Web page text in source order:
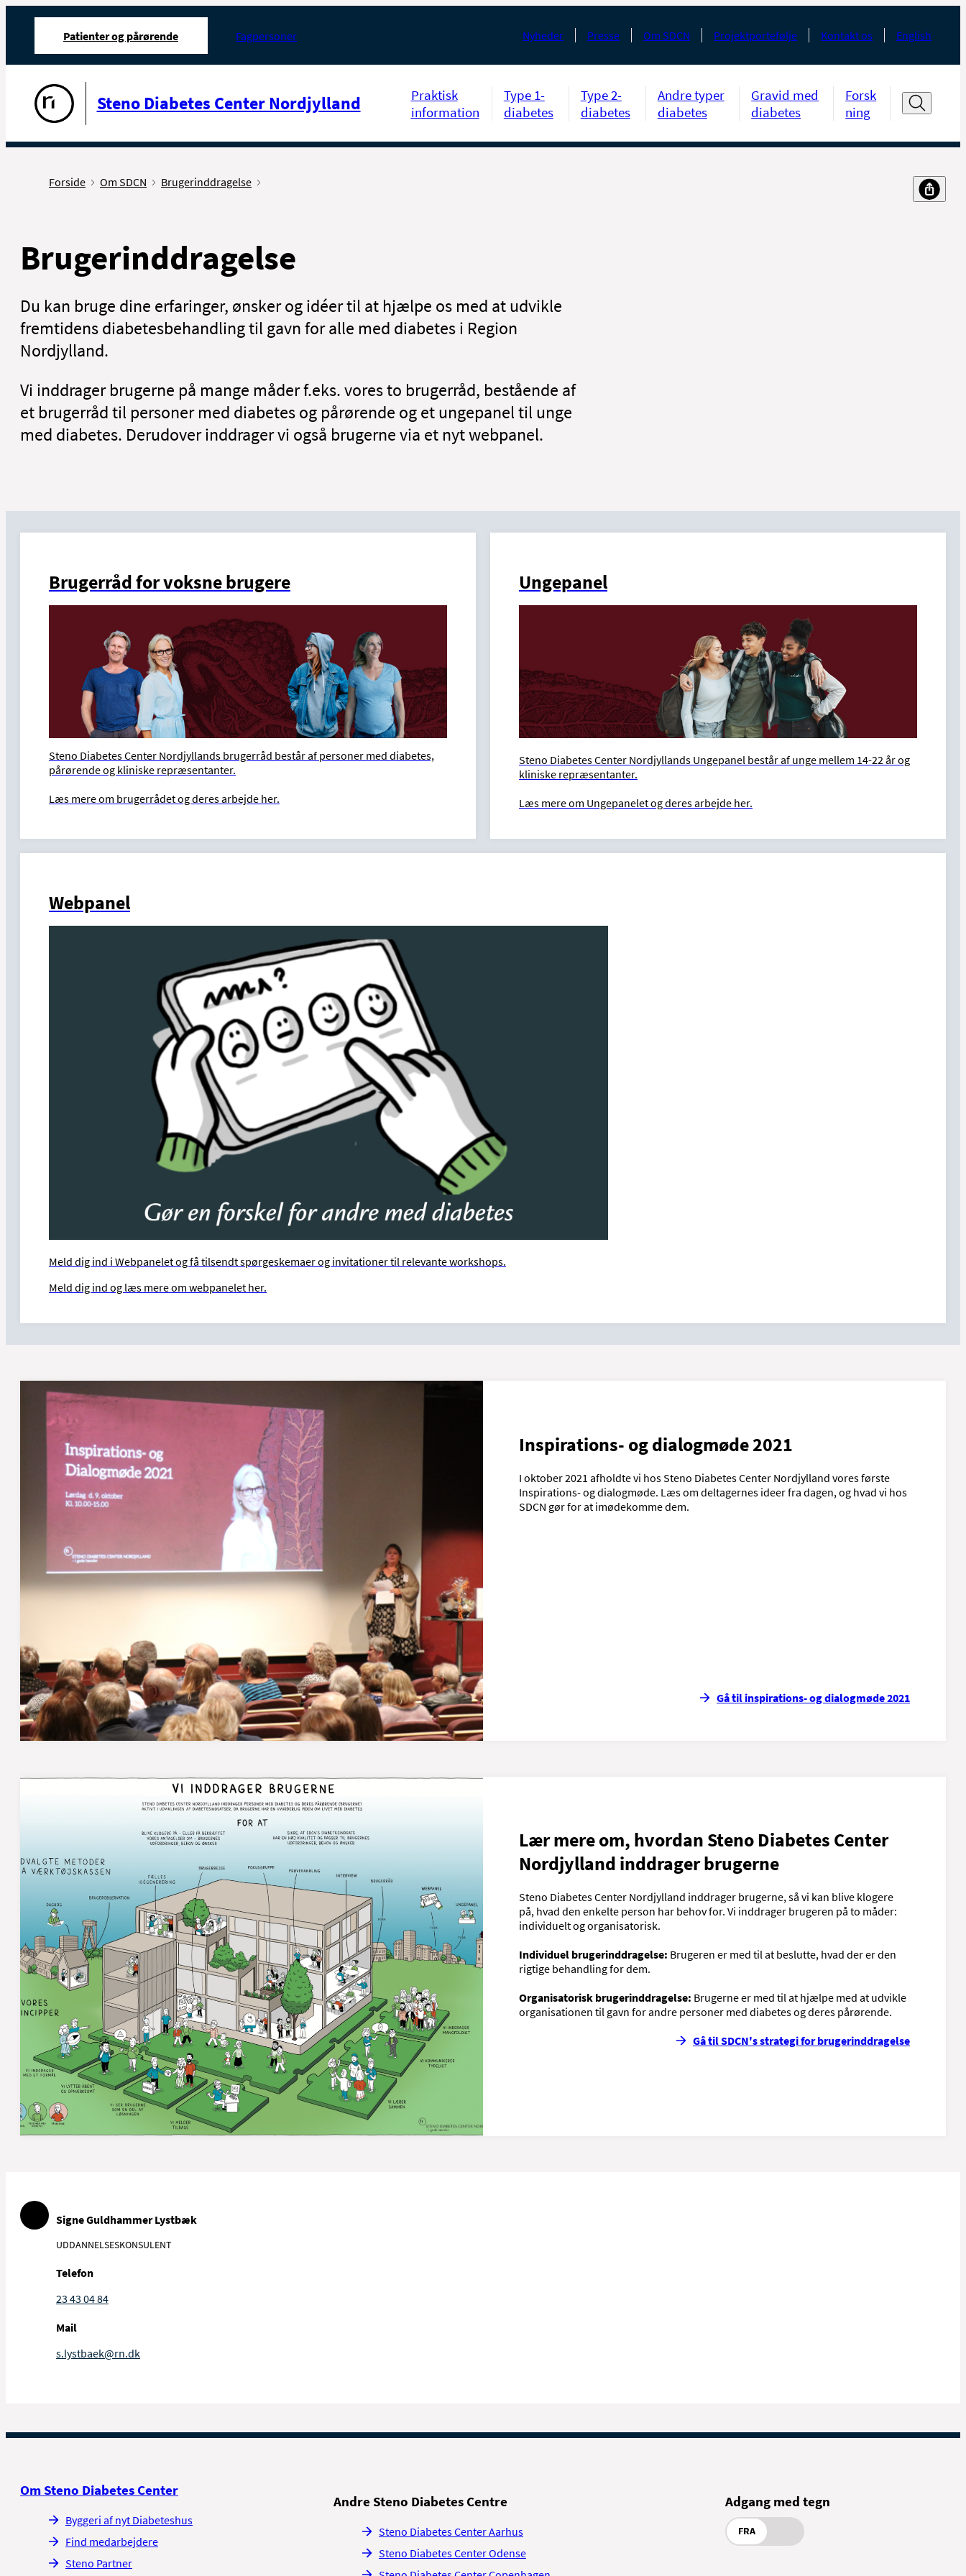
Patienter og pårørende Fagpersoner Nyheder Presse Om SDCN Projektportefølje Kontakt os English
Steno Diabetes Center Nordjylland
Praktisk
information
Type 1-
diabetes
Type 2-
diabetes
Andre typer
diabetes
Gravid med
diabetes
Forsk
ning
Forside Om SDCN Brugerinddragelse
Brugerinddragelse
Du kan bruge dine erfaringer, ønsker og idéer til at hjælpe os med at udvikle
fremtidens diabetesbehandling til gavn for alle med diabetes i Region
Nordjylland.
Vi inddrager brugerne på mange måder f.eks. vores to brugerråd, bestående af
et brugerråd til personer med diabetes og pårørende og et ungepanel til unge
med diabetes. Derudover inddrager vi også brugerne via et nyt webpanel.
Brugerråd for voksne brugere
Steno Diabetes Center Nordjyllands brugerråd består af personer med diabetes,
pårørende og kliniske repræsentanter.
Læs mere om brugerrådet og deres arbejde her.
Ungepanel
Steno Diabetes Center Nordjyllands Ungepanel består af unge mellem 14-22 år og
kliniske repræsentanter.
Læs mere om Ungepanelet og deres arbejde her.
Webpanel
Meld dig ind i Webpanelet og få tilsendt spørgeskemaer og invitationer til relevante workshops.
Meld dig ind og læs mere om webpanelet her.
Inspirations- og dialogmøde 2021
I oktober 2021 afholdte vi hos Steno Diabetes Center Nordjylland vores første
Inspirations- og dialogmøde. Læs om deltagernes ideer fra dagen, og hvad vi hos
SDCN gør for at imødekomme dem.
Gå til inspirations- og dialogmøde 2021
Lær mere om, hvordan Steno Diabetes Center
Nordjylland inddrager brugerne
Steno Diabetes Center Nordjylland inddrager brugerne, så vi kan blive klogere
på, hvad den enkelte person har behov for. Vi inddrager brugeren på to måder:
individuelt og organisatorisk.
Individuel brugerinddragelse: Brugeren er med til at beslutte, hvad der er den
rigtige behandling for dem.
Organisatorisk brugerinddragelse: Brugerne er med til at hjælpe med at udvikle
organisationen til gavn for andre personer med diabetes og deres pårørende.
Gå til SDCN's strategi for brugerinddragelse
Signe Guldhammer Lystbæk
UDDANNELSESKONSULENT
Telefon
23 43 04 84
Mail
s.lystbaek@rn.dk
Om Steno Diabetes Center
Byggeri af nyt Diabeteshus
Find medarbejdere
Steno Partner
Andre Steno Diabetes Centre
Steno Diabetes Center Aarhus
Steno Diabetes Center Odense
Adgang med tegn
FRA